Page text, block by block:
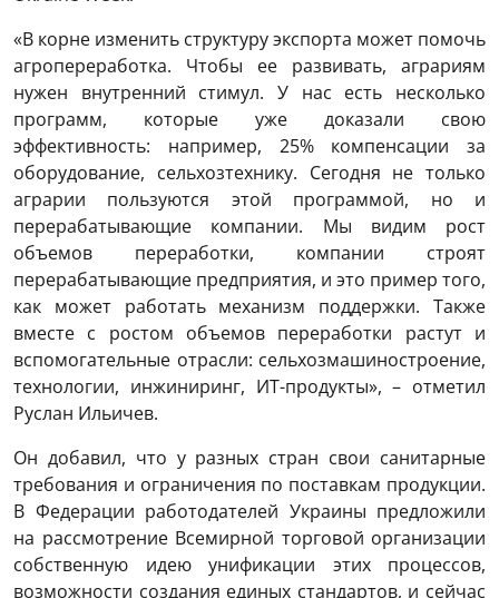
«В корне изменить структуру экспорта может помочь
агропереработка. Чтобы ее развивать, аграриям
нужен внутренний стимул. У нас есть несколько
программ, которые уже доказали свою
эффективность: например, 25% компенсации за
оборудование, сельхозтехнику. Сегодня не только
аграрии пользуются этой программой, но и
перерабатывающие компании. Мы видим рост
объемов переработки, компании строят
перерабатывающие предприятия, и это пример того,
как может работать механизм поддержки. Также
вместе с ростом объемов переработки растут и
вспомогательные отрасли: сельхозмашиностроение,
технологии, инжиниринг, ИТ-продукты», – отметил
Руслан Ильичев.
Он добавил, что у разных стран свои санитарные
требования и ограничения по поставкам продукции.
В Федерации работодателей Украины предложили
на рассмотрение Всемирной торговой организации
собственную идею унификации этих процессов,
возможности создания единых стандартов, и сейчас